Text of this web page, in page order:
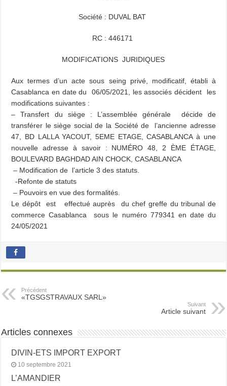
Société : DUVAL BAT
RC : 446171
MODIFICATIONS JURIDIQUES
Aux termes d’un acte sous seing privé, modificatif, établi à
Casablanca en date du 06/05/2021, les associés décident les
modifications suivantes :
– Transfert du siège : L’assemblée générale décide de
transférer le siège social de la Société de l’ancienne adresse
47, BD LALLA YACOUT, 5EME ETAGE, CASABLANCA à une
nouvelle adresse à savoir : NUMÉRO 48, 2 ÈME ÉTAGE,
BOULEVARD BAGHDAD AIN CHOCK, CASABLANCA
– Modification de l’article 3 des statuts.
-Refonte de statuts
– Pouvoirs en vue des formalités.
Le dépôt est effectué auprès du chef greffe du tribunal de
commerce Casablanca sous le numéro 779341 en date du
24/05/2021
Précédent
«TGSGSTRAVAUX SARL»
Suivant
Article suivant
Articles connexes
DIVIN-ETS IMPORT EXPORT
10 septembre 2021
L’AMANDIER